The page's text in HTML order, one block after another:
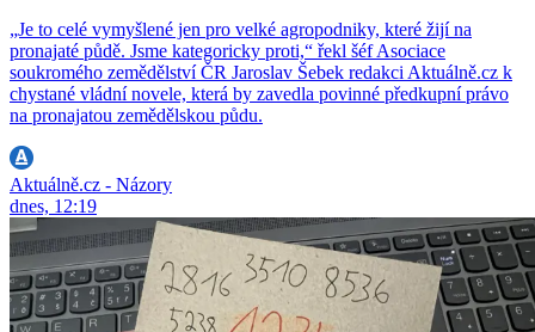
„Je to celé vymyšlené jen pro velké agropodniky, které žijí na
pronajaté půdě. Jsme kategoricky proti,“ řekl šéf Asociace
soukromého zemědělství ČR Jaroslav Šebek redakci Aktuálně.cz k
chystané vládní novele, která by zavedla povinné předkupní právo
na pronajatou zemědělskou půdu.
Aktuálně.cz - Názory
dnes, 12:19